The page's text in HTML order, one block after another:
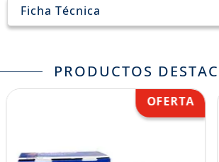
Ficha Técnica
PRODUCTOS